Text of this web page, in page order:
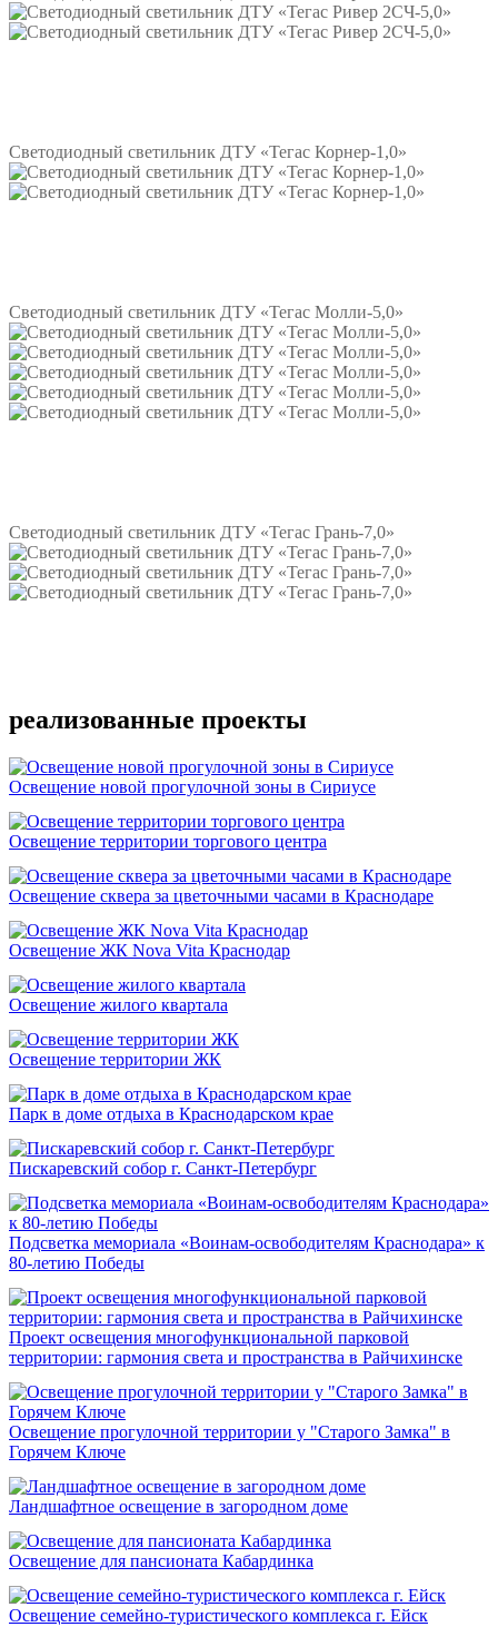
Светодиодный светильник ДТУ «Тегас Корнер-1,0»
Светодиодный светильник ДТУ «Тегас Молли-5,0»
Светодиодный светильник ДТУ «Тегас Грань-7,0»
реализованные проекты
Освещение новой прогулочной зоны в Сириусе
Освещение территории торгового центра
Освещение сквера за цветочными часами в Краснодаре
Освещение ЖК Nova Vita Краснодар
Освещение жилого квартала
Освещение территории ЖК
Парк в доме отдыха в Краснодарском крае
Пискаревский собор г. Санкт-Петербург
Подсветка мемориала «Воинам-освободителям Краснодара» к
80-летию Победы
Проект освещения многофункциональной парковой
территории: гармония света и пространства в Райчихинске
Освещение прогулочной территории у "Старого Замка" в
Горячем Ключе
Ландшафтное освещение в загородном доме
Освещение для пансионата Кабардинка
Освещение семейно-туристического комплекса г. Ейск